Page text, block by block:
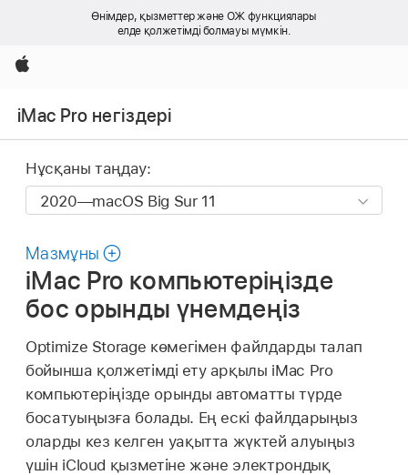
Өнімдер, қызметтер және ОЖ функциялары
елде қолжетімді болмауы мүмкін.
Apple
iMac Pro негіздері
Нұсқаны таңдау:
Мазмұны
iMac Pro компьютеріңізде
бос орынды үнемдеңіз
Optimize Storage көмегімен файлдарды талап
бойынша қолжетімді ету арқылы iMac Pro
компьютеріңізде орынды автоматты түрде
босатуыңызға болады. Ең ескі файлдарыңыз
оларды кез келген уақытта жүктей алуыңыз
үшін iCloud қызметіне және электрондық